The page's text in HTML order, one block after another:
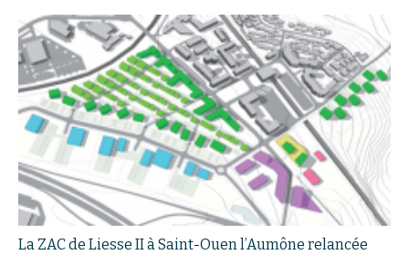
La ZAC de Liesse II à Saint-Ouen l’Aumône relancée